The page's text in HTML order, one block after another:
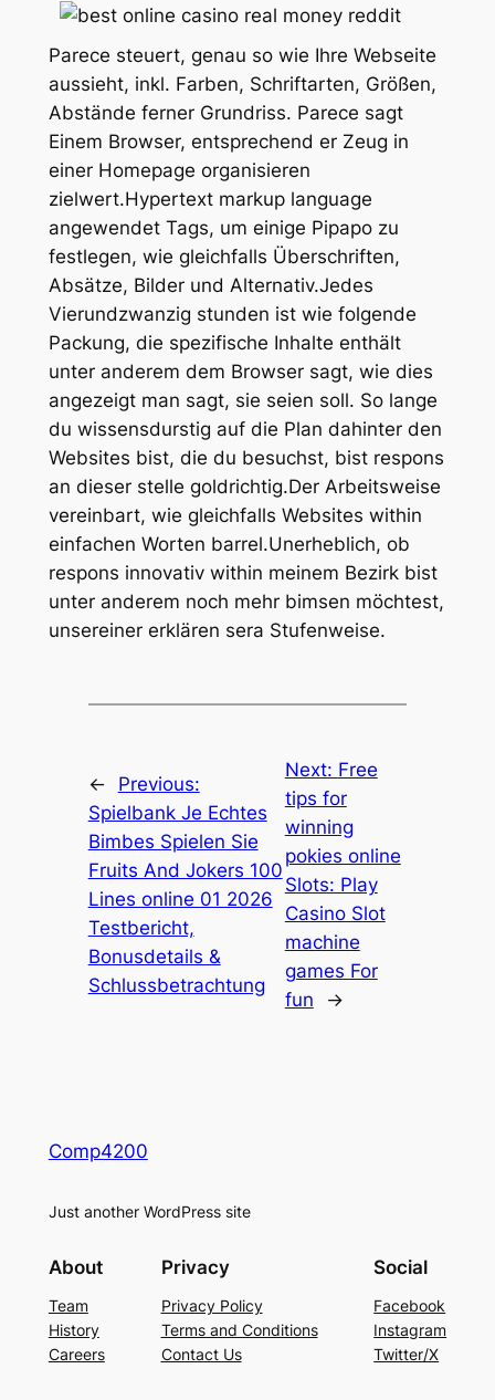
Parece steuert, genau so wie Ihre Webseite
aussieht, inkl. Farben, Schriftarten, Größen,
Abstände ferner Grundriss. Parece sagt
Einem Browser, entsprechend er Zeug in
einer Homepage organisieren
zielwert.Hypertext markup language
angewendet Tags, um einige Pipapo zu
festlegen, wie gleichfalls Überschriften,
Absätze, Bilder und Alternativ.Jedes
Vierundzwanzig stunden ist wie folgende
Packung, die spezifische Inhalte enthält
unter anderem dem Browser sagt, wie dies
angezeigt man sagt, sie seien soll. So lange
du wissensdurstig auf die Plan dahinter den
Websites bist, die du besuchst, bist respons
an dieser stelle goldrichtig.Der Arbeitsweise
vereinbart, wie gleichfalls Websites within
einfachen Worten barrel.Unerheblich, ob
respons innovativ within meinem Bezirk bist
unter anderem noch mehr bimsen möchtest,
unsereiner erklären sera Stufenweise.
←
Previous:
Spielbank Je Echtes
Bimbes Spielen Sie
Fruits And Jokers 100
Lines online 01 2026
Testbericht,
Bonusdetails &
Schlussbetrachtung
Next: Free
tips for
winning
pokies online
Slots: Play
Casino Slot
machine
games For
fun
→
Comp4200
Just another WordPress site
About
Team
History
Careers
Privacy
Privacy Policy
Terms and Conditions
Contact Us
Social
Facebook
Instagram
Twitter/X